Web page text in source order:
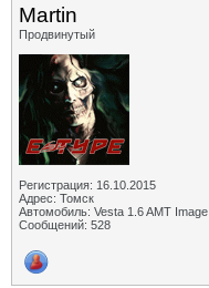
Martin
Продвинутый
Регистрация: 16.10.2015
Адрес: Томск
Автомобиль: Vesta 1.6 AMT Image
Сообщений: 528